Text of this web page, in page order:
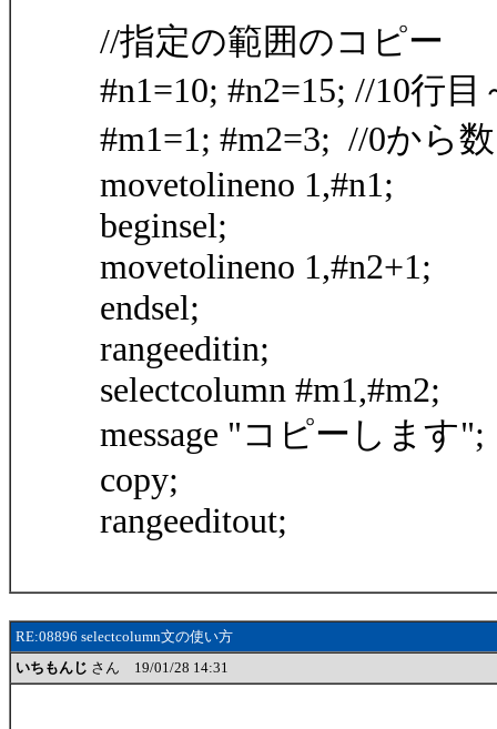
//指定の範囲のコピー
#n1=10; #n2=15; //10行目
#m1=1; #m2=3; //0から
movetolineno 1,#n1;
beginsel;
movetolineno 1,#n2+1;
endsel;
rangeeditin;
selectcolumn #m1,#m2;
message "コピーします";
copy;
rangeeditout;
RE:08896 selectcolumn文の使い方
いちもんじ さん 19/01/28 14:31